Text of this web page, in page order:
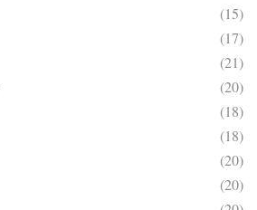
(15)
(17)
(21)
(20)
(18)
(18)
(20)
(20)